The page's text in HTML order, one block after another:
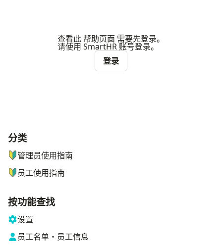
查看此 帮助页面 需要先登录。
请使用 SmartHR 账号登录。
登录
ナビゲーションメニュー
分类
管理员使用指南
员工使用指南
按功能查找
设置
员工名单・员工信息